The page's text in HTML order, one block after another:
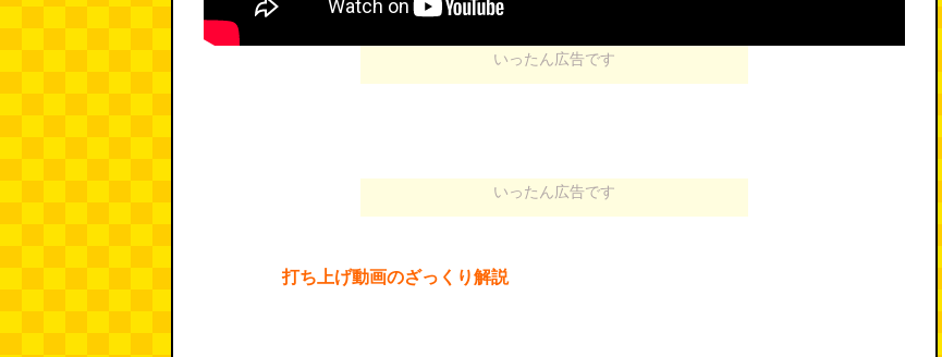
いったん広告です
いったん広告です
打ち上げ動画のざっくり解説